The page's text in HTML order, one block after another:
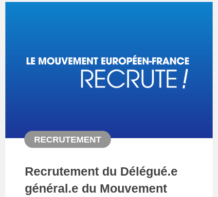
RECRUTEMENT
Recrutement du Délégué.e
général.e du Mouvement